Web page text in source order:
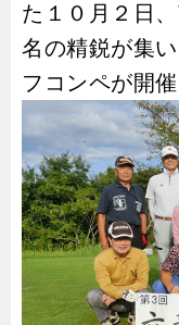
た１０月２日
名の精鋭が集
フコンペが開催